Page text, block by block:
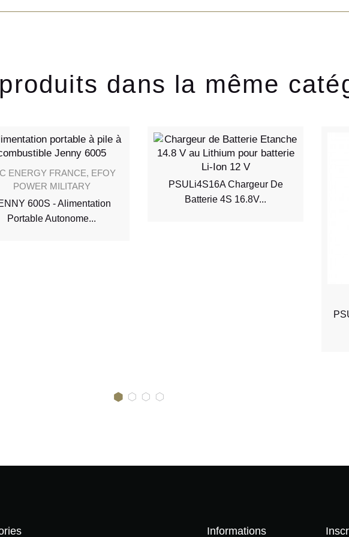
dans la même
ENERGY FRANCE, EFOY
POWER MILITARY
600S - Alimentation
Portable Autonome...
PSULi4S16A Chargeur De
Batterie 4S 16.8V...
Informations